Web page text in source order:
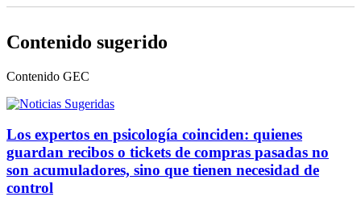
Contenido sugerido
Contenido GEC
Los expertos en psicología coinciden: quienes
guardan recibos o tickets de compras pasadas no
son acumuladores, sino que tienen necesidad de
control